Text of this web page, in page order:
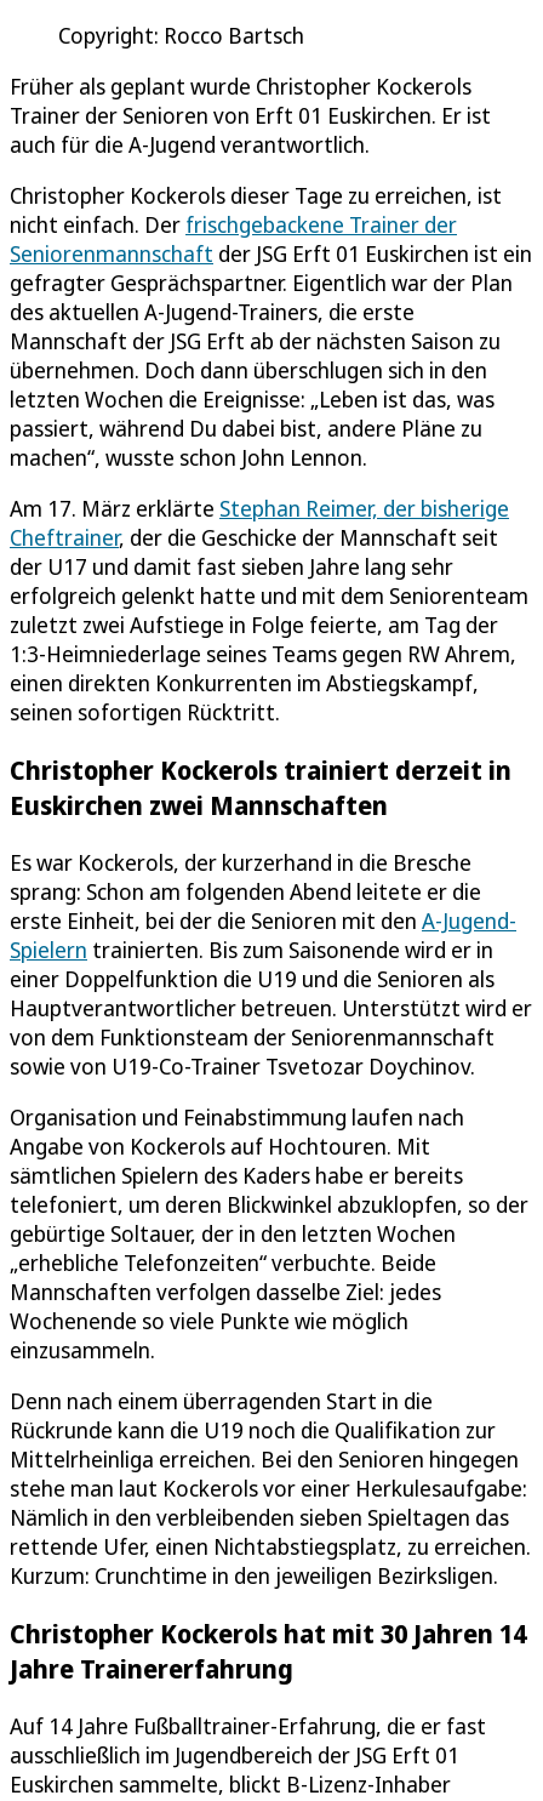
Copyright: Rocco Bartsch
Früher als geplant wurde Christopher Kockerols
Trainer der Senioren von Erft 01 Euskirchen. Er ist
auch für die A-Jugend verantwortlich.
Christopher Kockerols dieser Tage zu erreichen, ist
nicht einfach. Der frischgebackene Trainer der
Seniorenmannschaft der JSG Erft 01 Euskirchen ist ein
gefragter Gesprächspartner. Eigentlich war der Plan
des aktuellen A-Jugend-Trainers, die erste
Mannschaft der JSG Erft ab der nächsten Saison zu
übernehmen. Doch dann überschlugen sich in den
letzten Wochen die Ereignisse: „Leben ist das, was
passiert, während Du dabei bist, andere Pläne zu
machen“, wusste schon John Lennon.
Am 17. März erklärte Stephan Reimer, der bisherige
Cheftrainer, der die Geschicke der Mannschaft seit
der U17 und damit fast sieben Jahre lang sehr
erfolgreich gelenkt hatte und mit dem Seniorenteam
zuletzt zwei Aufstiege in Folge feierte, am Tag der
1:3-Heimniederlage seines Teams gegen RW Ahrem,
einen direkten Konkurrenten im Abstiegskampf,
seinen sofortigen Rücktritt.
Christopher Kockerols trainiert derzeit in
Euskirchen zwei Mannschaften
Es war Kockerols, der kurzerhand in die Bresche
sprang: Schon am folgenden Abend leitete er die
erste Einheit, bei der die Senioren mit den A-Jugend-
Spielern trainierten. Bis zum Saisonende wird er in
einer Doppelfunktion die U19 und die Senioren als
Hauptverantwortlicher betreuen. Unterstützt wird er
von dem Funktionsteam der Seniorenmannschaft
sowie von U19-Co-Trainer Tsvetozar Doychinov.
Organisation und Feinabstimmung laufen nach
Angabe von Kockerols auf Hochtouren. Mit
sämtlichen Spielern des Kaders habe er bereits
telefoniert, um deren Blickwinkel abzuklopfen, so der
gebürtige Soltauer, der in den letzten Wochen
„erhebliche Telefonzeiten“ verbuchte. Beide
Mannschaften verfolgen dasselbe Ziel: jedes
Wochenende so viele Punkte wie möglich
einzusammeln.
Denn nach einem überragenden Start in die
Rückrunde kann die U19 noch die Qualifikation zur
Mittelrheinliga erreichen. Bei den Senioren hingegen
stehe man laut Kockerols vor einer Herkulesaufgabe:
Nämlich in den verbleibenden sieben Spieltagen das
rettende Ufer, einen Nichtabstiegsplatz, zu erreichen.
Kurzum: Crunchtime in den jeweiligen Bezirksligen.
Christopher Kockerols hat mit 30 Jahren 14
Jahre Trainererfahrung
Auf 14 Jahre Fußballtrainer-Erfahrung, die er fast
ausschließlich im Jugendbereich der JSG Erft 01
Euskirchen sammelte, blickt B-Lizenz-Inhaber